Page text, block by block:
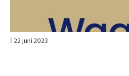
22 juni 2023